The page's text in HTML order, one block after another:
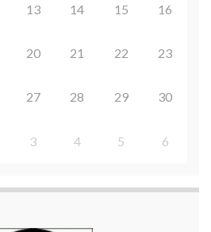
13 14 15 16
20 21 22 23
27 28 29 30
3 4 5 6